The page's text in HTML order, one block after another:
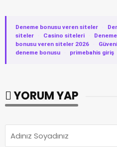
Deneme bonusu veren siteler ·
siteler
· Casino siteleri ·
bonusu veren siteler 2026
·
deneme bonusu
· primebahis giriş
YORUM YAP